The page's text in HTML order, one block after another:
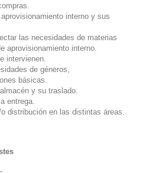
interno y sus
las necesidades de materias
aprovisionamiento interno.
intervienen.
de géneros,
básicas.
y su traslado.
entrega.
distribución en las distintas áreas.